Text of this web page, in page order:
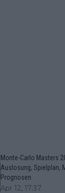
Monte-Carlo Masters
Auslosung, Spielplan,
Prognosen
Apr 12, 17:37